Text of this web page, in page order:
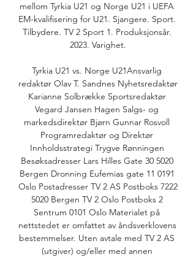
mellom Tyrkia U21 og Norge U21 i UEFA
EM-kvalifisering for U21. Sjangere. Sport.
Tilbydere. TV 2 Sport 1. Produksjonsår.
2023. Varighet.
Tyrkia U21 vs. Norge U21Ansvarlig
redaktør Olav T. Sandnes Nyhetsredaktør
Karianne Solbrække Sportsredaktør
Vegard Jansen Hagen Salgs- og
markedsdirektør Bjørn Gunnar Rosvoll
Programredaktør og Direktør
Innholdsstrategi Trygve Rønningen
Besøksadresser Lars Hilles Gate 30 5020
Bergen Dronning Eufemias gate 11 0191
Oslo Postadresser TV 2 AS Postboks 7222
5020 Bergen TV 2 Oslo Postboks 2
Sentrum 0101 Oslo Materialet på
nettstedet er omfattet av åndsverklovens
bestemmelser. Uten avtale med TV 2 AS
(utgiver) og/eller med annen